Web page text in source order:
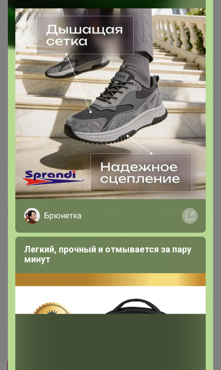
199
Кофе Бразилия Сантос 14/16 250г, Зерно
Доставка ~ 14 дней с момента включения в
счет
Брюнетка
Легкий, прочный и отмывается за пару
минут